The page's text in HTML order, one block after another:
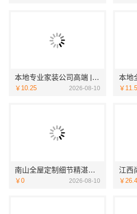
本地专业家装公司高端 | 嘉兴绿色之家建材科技有限公司
￥10.25 2026-08-10 ￥
南山全屋定制细节精湛，华居不锈钢品质之选
￥0 2026-08-10 ￥